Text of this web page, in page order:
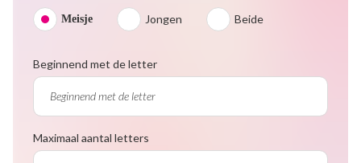
Meisje Jongen Beide
Beginnend met de letter
Maximaal aantal letters